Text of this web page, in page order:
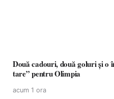
Două cadouri, două goluri și o
tare” pentru Olimpia
acum 1 ora